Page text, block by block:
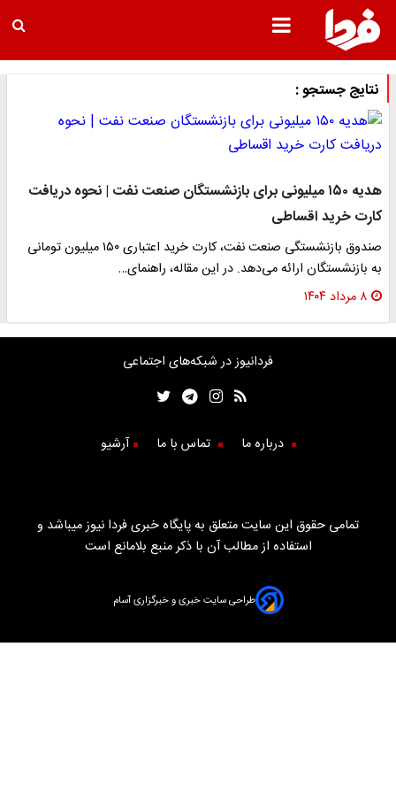
نتایج جستجو :
هدیه ۱۵۰ میلیونی برای بازنشستگان صنعت نفت | نحوه دریافت
کارت خرید اقساطی
صندوق بازنشستگی صنعت نفت، کارت خرید اعتباری ۱۵۰ میلیون تومانی
به بازنشستگان ارائه می‌دهد. در این مقاله، راهنمای…
۸ مرداد ۱۴۰۴
فردانیوز در شبکه‌های اجتماعی
درباره ما تماس با ما آرشیو
تمامی حقوق این سایت متعلق به پایگاه خبری فردا نیوز میباشد و
استفاده از مطالب آن با ذکر منبع بلامانع است
طراحی سایت خبری و خبرگزاری آسام